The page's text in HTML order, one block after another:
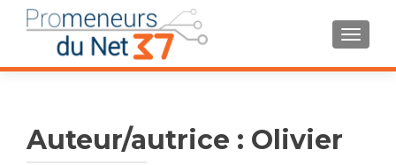
Auteur/autrice : Olivier